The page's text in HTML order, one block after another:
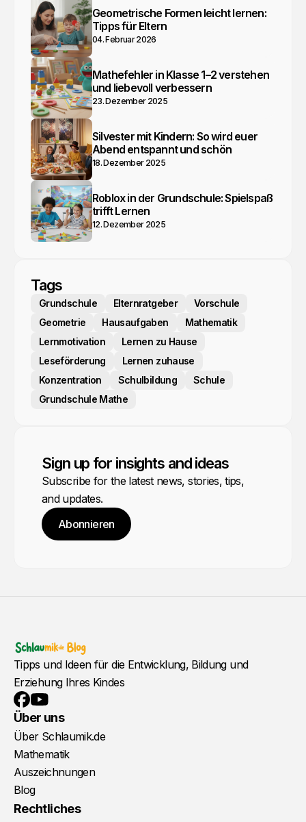
Geometrische Formen leicht lernen:
Tipps für Eltern
04. Februar 2026
Mathefehler in Klasse 1–2 verstehen
und liebevoll verbessern
23. Dezember 2025
Silvester mit Kindern: So wird euer
Abend entspannt und schön
18. Dezember 2025
Roblox in der Grundschule: Spielspaß
trifft Lernen
12. Dezember 2025
Tags
Grundschule Elternratgeber
Vorschule
Geometrie
Hausaufgaben
Mathematik
Lernmotivation
Lernen zu Hause
Leseförderung
Lernen zuhause
Konzentration
Schulbildung
Schule
Grundschule Mathe
Sign up for insights and ideas
Subscribe for the latest news, stories, tips,
and updates.
Abonnieren
Tipps und Ideen für die Entwicklung, Bildung und
Erziehung Ihres Kindes
Facebook
YouTube
Über uns
Über Schlaumik.de
Mathematik
Auszeichnungen
Blog
Rechtliches